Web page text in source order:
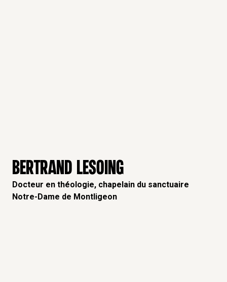
BERTRAND LESOING
Docteur en théologie, chapelain du sanctuaire
Notre-Dame de Montligeon